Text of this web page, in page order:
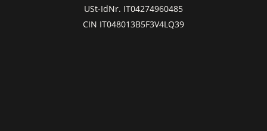
USt-IdNr. IT04274960485
CIN IT048013B5F3V4LQ39